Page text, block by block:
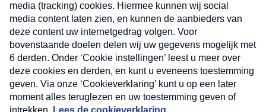
Nieuwsbrief
Neem hier een gratis abonnement op onze
nieuwsbrief. Elke vrijdag- en dinsdagochtend in uw